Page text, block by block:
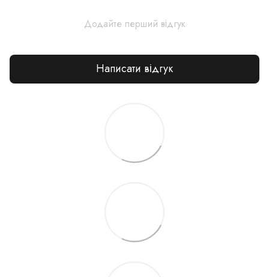
Додайте перший відгук
Написати відгук